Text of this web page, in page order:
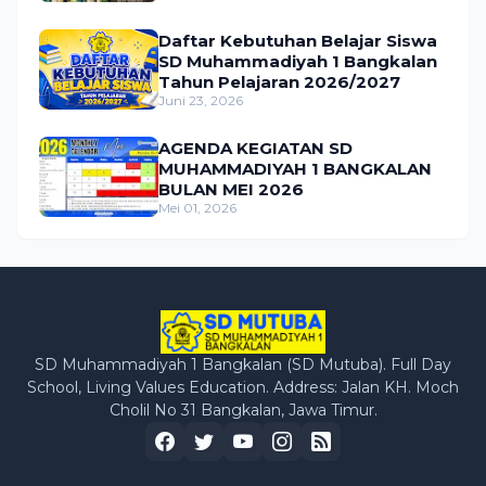
Daftar Kebutuhan Belajar Siswa
SD Muhammadiyah 1 Bangkalan
Tahun Pelajaran 2026/2027
Juni 23, 2026
AGENDA KEGIATAN SD
MUHAMMADIYAH 1 BANGKALAN
BULAN MEI 2026
Mei 01, 2026
SD Muhammadiyah 1 Bangkalan (SD Mutuba). Full Day
School, Living Values Education. Address: Jalan KH. Moch
Cholil No 31 Bangkalan, Jawa Timur.